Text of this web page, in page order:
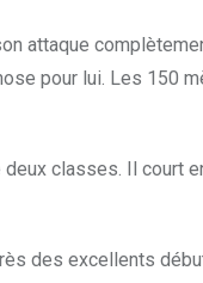
attaque
pour lui. Les 150
classes. Il court
des excellents